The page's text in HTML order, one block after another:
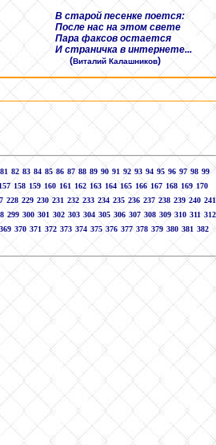
В старой песенке поется:
После нас на этом свете
Пара факсов остается
И страничка в интернете...
(Виталий Калашников)
81 82 83 84 85 86 87 88 89 90 91 92 93 94 95 96 97 98 99
157 158 159 160 161 162 163 164 165 166 167 168 169 170
228 229 230 231 232 233 234 235 236 237 238 239 240 241
299 300 301 302 303 304 305 306 307 308 309 310 311 312
369 370 371 372 373 374 375 376 377 378 379 380 381 382